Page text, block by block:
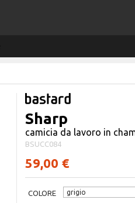
Sharp
camicia da lavoro in
BSUCC084
59,00 €
COLORE